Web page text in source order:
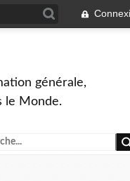
générale,
le Monde.